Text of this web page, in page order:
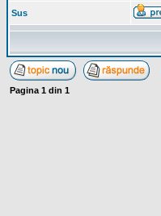
Sus
Pagina 1 din 1